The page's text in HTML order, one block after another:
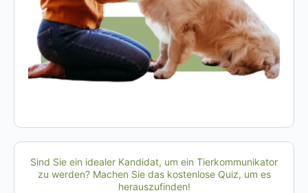
Sind Sie ein idealer Kandidat, um ein Tierkommunikator
zu werden? Machen Sie das kostenlose Quiz, um es
herauszufinden!